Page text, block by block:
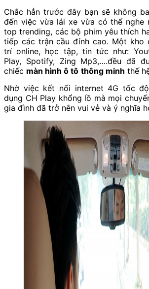
Chắc hẳn trước đây bạn sẽ không
đến việc vừa lái xe vừa có thể nghe
top trending, các bộ phim yêu thích
tiếp các trận cầu đỉnh cao. Một kho
trí online, học tập, tin tức như:
Play, Spotify, Zing Mp3,….đều đã
chiếc màn hình ô tô thông minh thế
Nhờ việc kết nối internet 4G tốc
dụng CH Play khổng lồ mà mọi
gia đình đã trở nên vui vẻ và ý nghĩa